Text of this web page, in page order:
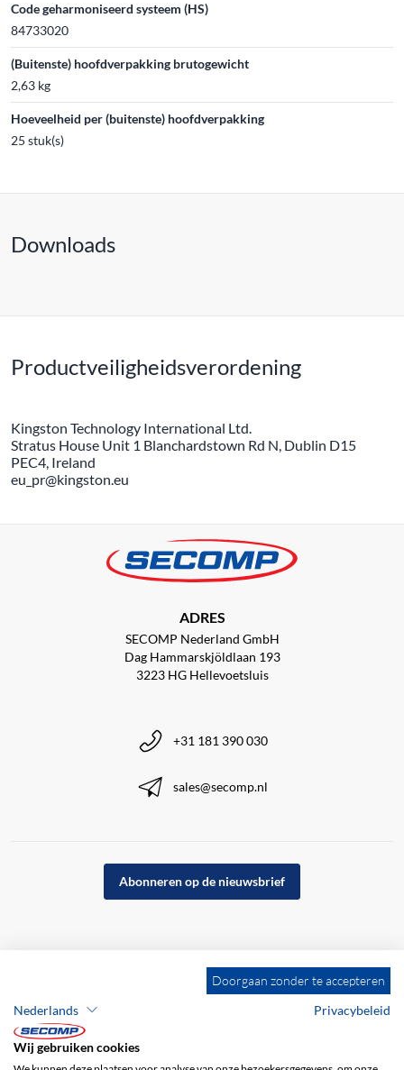
Code geharmoniseerd systeem (HS)
84733020
(Buitenste) hoofdverpakking brutogewicht
2,63 kg
Hoeveelheid per (buitenste) hoofdverpakking
25 stuk(s)
Downloads
Productveiligheidsverordening
Kingston Technology International Ltd.
Stratus House Unit 1 Blanchardstown Rd N, Dublin D15
PEC4, Ireland
eu_pr@kingston.eu
ADRES
SECOMP Nederland GmbH
Dag Hammarskjöldlaan 193
3223 HG Hellevoetsluis
+31 181 390 030
sales@secomp.nl
Abonneren op de nieuwsbrief
Doorgaan zonder te accepteren
Nederlands
Privacybeleid
Wij gebruiken cookies